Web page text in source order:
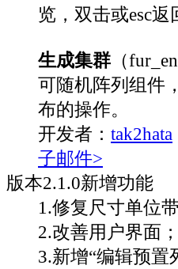
览，双击或esc返
生成集群 （
可随机阵列组件
布的操作。
开发者： tak2hata
子邮件>
版本2.1.0新增功能
1.修复尺寸单位
2.改善用户界面；
3.新增“编辑预置